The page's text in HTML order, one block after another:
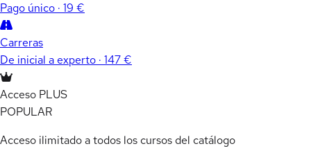
Pago único · 19 €
Carreras
De inicial a experto · 147 €
Acceso PLUS
POPULAR
Acceso ilimitado a todos los cursos del catálogo